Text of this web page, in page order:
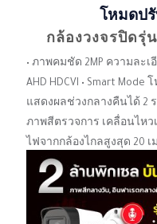
โหมดป
กล้องวงจรปิดรุ่น
• ภาพคมชัด 2MP ความละเอี
AHD HDCVI • Smart
แสดงผลช่วงกลางคืนได้ 2
ภาพสีตรวจการ เคลื่อนไหว
ไฟจากกล้องไกลสูงสุด 20
20 เมตร • วัสดุอัลลอย ทน